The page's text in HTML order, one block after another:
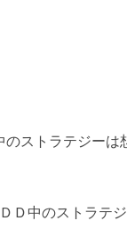
のストラテジーは
Ｄ中のストラテ